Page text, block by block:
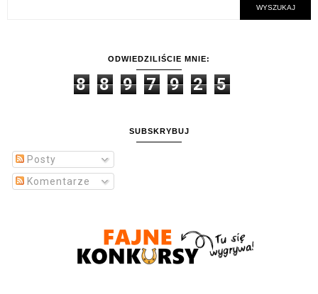
ODWIEDZILIŚCIE MNIE:
8 8 9 7 9 2 5
SUBSKRYBUJ
Posty
Komentarze